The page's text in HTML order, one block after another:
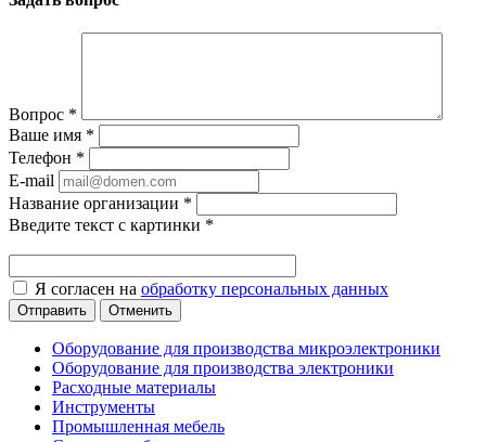
Вопрос *
Ваше имя *
Телефон *
E-mail
Название организации *
Введите текст с картинки *
Я согласен на обработку персональных данных
Отменить
Оборудование для производства микроэлектроники
Оборудование для производства электроники
Расходные материалы
Инструменты
Промышленная мебель